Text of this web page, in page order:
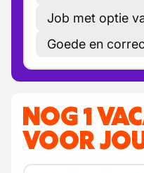
Job met optie
Goede en
NOG 1
VOOR